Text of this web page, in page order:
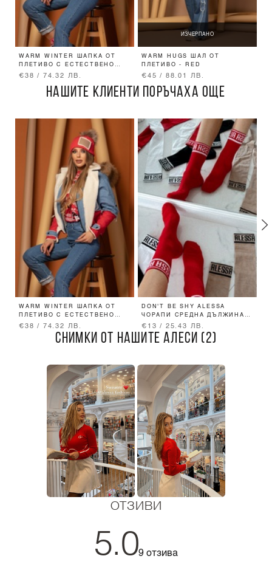
WARM WINTER ШАПКА ОТ
ПЛЕТИВО С ЕСТЕСТВЕНО
ПУХЧЕ - RED
€38 / 74.32 ЛВ.
ИЗЧЕРПАНО
WARM HUGS ШАЛ ОТ
ПЛЕТИВО - RED
€45 / 88.01 ЛВ.
НАШИТЕ КЛИЕНТИ ПОРЪЧАХА ОЩЕ
WARM WINTER ШАПКА ОТ
ПЛЕТИВО С ЕСТЕСТВЕНО
ПУХЧЕ - RED
€38 / 74.32 ЛВ.
DON'T BE SHY ALESSA
ЧОРАПИ СРЕДНА ДЪЛЖИНА -
ЧЕРВЕНИ
€13 / 25.43 ЛВ.
СНИМКИ ОТ НАШИТЕ АЛЕСИ (2)
ОТЗИВИ
5.09 отзива